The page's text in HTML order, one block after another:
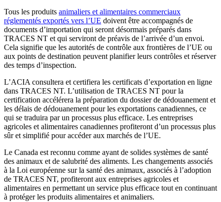
Tous les produits animaliers et alimentaires commerciaux
réglementés exportés vers l’UE doivent être accompagnés de
documents d’importation qui seront désormais préparés dans
TRACES NT et qui serviront de préavis de l’arrivée d’un envoi.
Cela signifie que les autorités de contrôle aux frontières de l’UE ou
aux points de destination peuvent planifier leurs contrôles et réserver
des temps d’inspection.
L’ACIA consultera et certifiera les certificats d’exportation en ligne
dans TRACES NT. L’utilisation de TRACES NT pour la
certification accélérera la préparation du dossier de dédouanement et
les délais de dédouanement pour les exportations canadiennes, ce
qui se traduira par un processus plus efficace. Les entreprises
agricoles et alimentaires canadiennes profiteront d’un processus plus
sûr et simplifié pour accéder aux marchés de l’UE.
Le Canada est reconnu comme ayant de solides systèmes de santé
des animaux et de salubrité des aliments. Les changements associés
à la Loi européenne sur la santé des animaux, associés à l’adoption
de TRACES NT, profiteront aux entreprises agricoles et
alimentaires en permettant un service plus efficace tout en continuant
à protéger les produits alimentaires et animaliers.